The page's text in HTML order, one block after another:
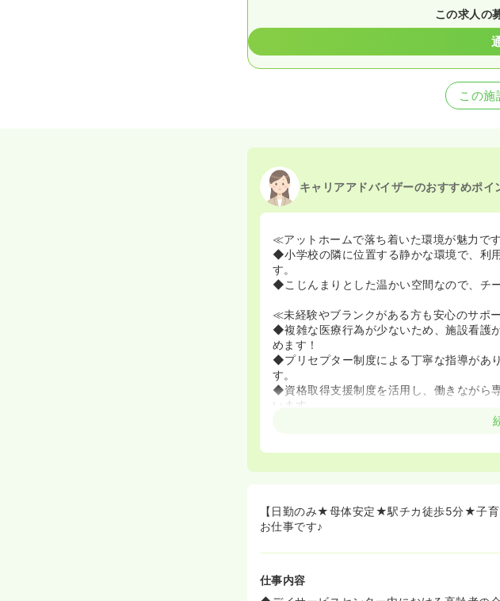
この求人の
この施
キャリアアドバイザーのおすすめポイ
≪アットホームで落ち着いた環境が魅力で
◆小学校の隣に位置する静かな環境で、利
す。
◆こじんまりとした温かい空間なので、チ
≪未経験やブランクがある方も安心のサポ
◆複雑な医療行為が少ないため、施設看護
めます！
◆プリセプター制度による丁寧な指導があ
す。
◆資格取得支援制度を活用し、働きながら
います。
◆パートは就業時間は個別の相談にも応じ
≪日勤のみ＆日曜定休でプライベートも充
◆夕方には退勤できるので、子育て中の方
≪2階まである大きなデイサービスでの勤
【日勤のみ★母体安定★駅チカ徒歩5分★子育
お仕事です♪
仕事内容